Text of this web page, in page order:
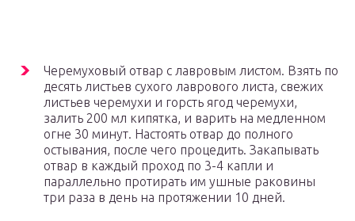
Черемуховый отвар с лавровым листом. Взять по
десять листьев сухого лаврового листа, свежих
листьев черемухи и горсть ягод черемухи,
залить 200 мл кипятка, и варить на медленном
огне 30 минут. Настоять отвар до полного
остывания, после чего процедить. Закапывать
отвар в каждый проход по 3-4 капли и
параллельно протирать им ушные раковины
три раза в день на протяжении 10 дней.